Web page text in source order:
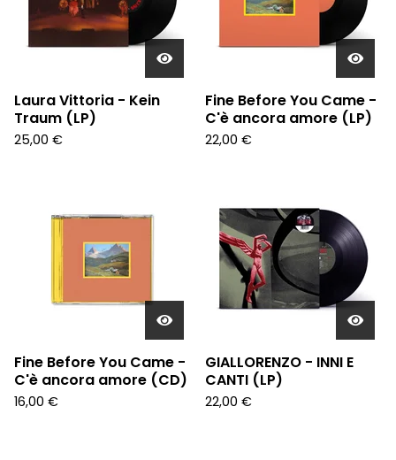
Laura Vittoria - Kein
Traum (LP)
25,00 €
Fine Before You Came -
C'è ancora amore (LP)
22,00 €
Fine Before You Came -
C'è ancora amore (CD)
16,00 €
GIALLORENZO - INNI E
CANTI (LP)
22,00 €